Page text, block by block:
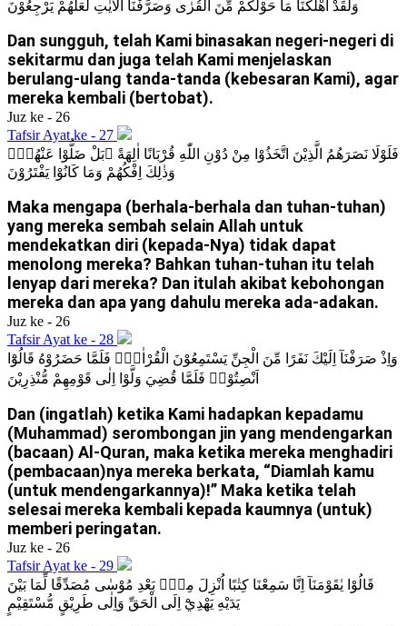
وَلَقَدْ اَهْلَكْنَا مَا حَوْلَكُمْ مِّنَ الْقُرٰى وَصَرَّفْنَا الْاٰيٰتِ لَعَلَّهُمْ يَرْجِعُوْنَ
Dan sungguh, telah Kami binasakan negeri-negeri di
sekitarmu dan juga telah Kami menjelaskan
berulang-ulang tanda-tanda (kebesaran Kami), agar
mereka kembali (bertobat).
Juz ke - 26
Tafsir Ayat ke - 27
فَلَوْلَا نَصَرَهُمُ الَّذِيْنَ اتَّخَذُوْا مِنْ دُوْنِ اللّٰهِ قُرْبَانًا اٰلِهَةً ۗبَلْ ضَلُّوْا عَنْهُمْۚ
وَذٰلِكَ اِفْكُهُمْ وَمَا كَانُوْا يَفْتَرُوْنَ
Maka mengapa (berhala-berhala dan tuhan-tuhan)
yang mereka sembah selain Allah untuk
mendekatkan diri (kepada-Nya) tidak dapat
menolong mereka? Bahkan tuhan-tuhan itu telah
lenyap dari mereka? Dan itulah akibat kebohongan
mereka dan apa yang dahulu mereka ada-adakan.
Juz ke - 26
Tafsir Ayat ke - 28
وَاِذْ صَرَفْنَآ اِلَيْكَ نَفَرًا مِّنَ الْجِنِّ يَسْتَمِعُوْنَ الْقُرْاٰنَۚ فَلَمَّا حَضَرُوْهُ قَالُوْٓا
اَنْصِتُوْاۚ فَلَمَّا قُضِيَ وَلَّوْا اِلٰى قَوْمِهِمْ مُّنْذِرِيْنَ
Dan (ingatlah) ketika Kami hadapkan kepadamu
(Muhammad) serombongan jin yang mendengarkan
(bacaan) Al-Quran, maka ketika mereka menghadiri
(pembacaan)nya mereka berkata, “Diamlah kamu
(untuk mendengarkannya)!” Maka ketika telah
selesai mereka kembali kepada kaumnya (untuk)
memberi peringatan.
Juz ke - 26
Tafsir Ayat ke - 29
قَالُوْا يٰقَوْمَنَآ اِنَّا سَمِعْنَا كِتٰبًا اُنْزِلَ مِنْۢ بَعْدِ مُوْسٰى مُصَدِّقًا لِّمَا بَيْنَ
يَدَيْهِ يَهْدِيْٓ اِلَى الْحَقِّ وَاِلٰى طَرِيْقٍ مُّسْتَقِيْمٍ